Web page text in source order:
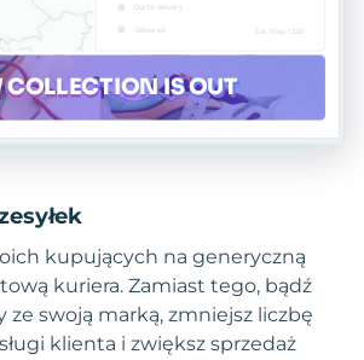
kupujących na generyczną
kuriera. Zamiast tego, bądź
ze swoją marką, zmniejsz liczbę
klienta i zwiększ sprzedaż